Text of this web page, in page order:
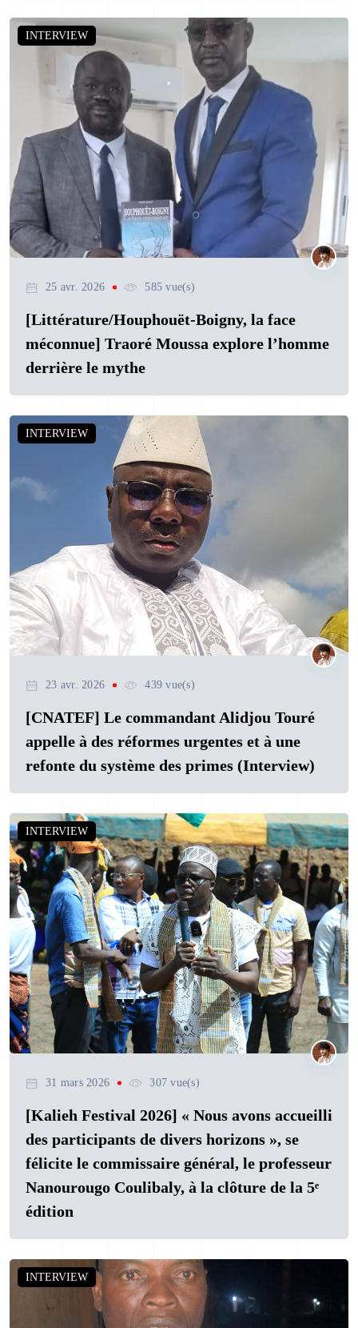
INTERVIEW
25 avr. 2026 585 vue(s)
[Littérature/Houphouët-Boigny, la face
méconnue] Traoré Moussa explore l’homme
derrière le mythe
INTERVIEW
23 avr. 2026 439 vue(s)
[CNATEF] Le commandant Alidjou Touré
appelle à des réformes urgentes et à une
refonte du système des primes (Interview)
INTERVIEW
31 mars 2026 307 vue(s)
[Kalieh Festival 2026] « Nous avons accueilli
des participants de divers horizons », se
félicite le commissaire général, le professeur
Nanourougo Coulibaly, à la clôture de la 5ᵉ
édition
INTERVIEW